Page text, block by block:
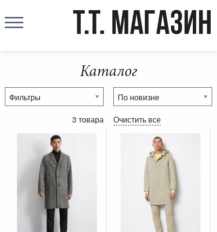
T.T. МАГАЗИН
Каталог
3 товара Очистить все